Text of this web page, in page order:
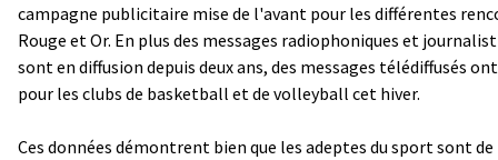
campagne publicitaire mise de l'avant pour les différentes
Rouge et Or. En plus des messages radiophoniques et
sont en diffusion depuis deux ans, des messages télédiffusés
pour les clubs de basketball et de volleyball cet hiver.
Ces données démontrent bien que les adeptes du sport sont